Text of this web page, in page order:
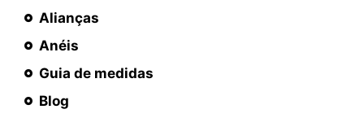
Alianças
Anéis
Guia de medidas
Blog